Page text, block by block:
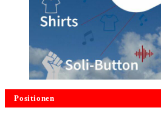
Positionen